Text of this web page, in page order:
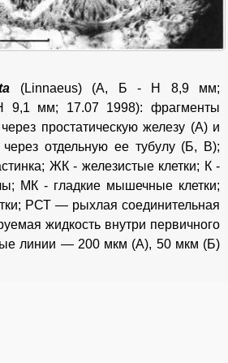
(Linnaeus) (А, Б - H 8,9 мм;
9,1 мм; 17.07 1998): фрагменты
простатическую железу (А) и
через отдельную ее тубулу (Б, В);
ЖК - железистые клетки; К -
МК - гладкие мышечные клетки;
РСТ — рыхлая соединительная
жидкость внутри первичного
линии — 200 мкм (А), 50 мкм (Б)